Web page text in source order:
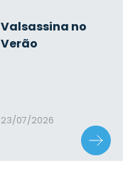
Valsassina no
Verão
23/07/2026